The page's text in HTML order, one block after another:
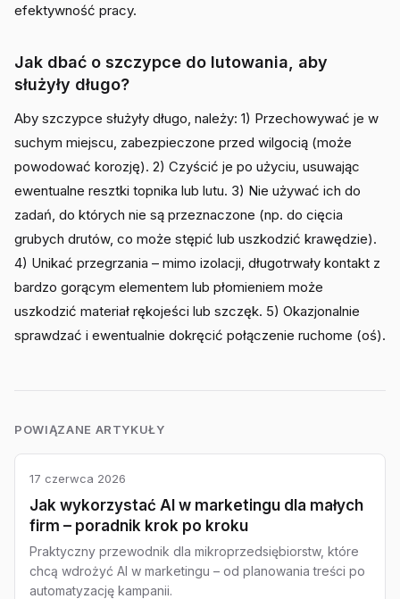
efektywność pracy.
Jak dbać o szczypce do lutowania, aby
służyły długo?
Aby szczypce służyły długo, należy: 1) Przechowywać je w
suchym miejscu, zabezpieczone przed wilgocią (może
powodować korozję). 2) Czyścić je po użyciu, usuwając
ewentualne resztki topnika lub lutu. 3) Nie używać ich do
zadań, do których nie są przeznaczone (np. do cięcia
grubych drutów, co może stępić lub uszkodzić krawędzie).
4) Unikać przegrzania – mimo izolacji, długotrwały kontakt z
bardzo gorącym elementem lub płomieniem może
uszkodzić materiał rękojeści lub szczęk. 5) Okazjonalnie
sprawdzać i ewentualnie dokręcić połączenie ruchome (oś).
POWIĄZANE ARTYKUŁY
17 czerwca 2026
Jak wykorzystać AI w marketingu dla małych
firm – poradnik krok po kroku
Praktyczny przewodnik dla mikroprzedsiębiorstw, które
chcą wdrożyć AI w marketingu – od planowania treści po
automatyzację kampanii.